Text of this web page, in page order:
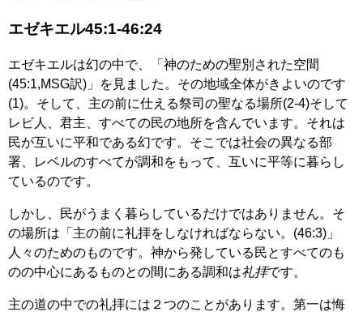
エゼキエル45:1-46:24
エゼキエルは幻の中で、「神のための聖別された空間
(45:1,MSG訳)」を見ました。その地域全体がきよいのです
(1)。そして、主の前に仕える祭司の聖なる場所(2-4)そして
レビ人、君主、すべての民の地所を含んでいます。それは
民が互いに平和である幻です。そこでは社会の異なる部
署、レベルのすべてが調和をもって、互いに平等に暮らし
ているのです。
しかし、民がうまく暮らしているだけではありません。そ
の場所は「主の前に礼拝をしなければならない。(46:3)」
人々のためのものです。神から発している民とすべてのも
のの中心にあるものとの間にある調和は礼拝です。
主の道の中での礼拝には２つのことがあります。第一は悔